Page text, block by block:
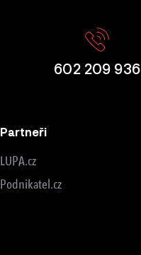
602 209 936
Partneři
LUPA.cz
Podnikatel.cz